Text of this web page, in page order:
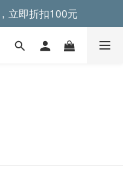
免運~
立即折扣100元
免運~